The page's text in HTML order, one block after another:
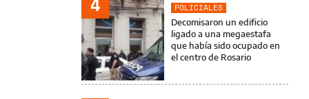
POLICIALES
Decomisaron un edificio
ligado a una megaestafa
que había sido ocupado en
el centro de Rosario